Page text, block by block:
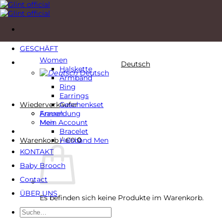
Zum
Inhalt
Deutsch
Deutsch
Wiederverkäufer
Anmeldung
Mein Account
Warenkorb /€0 0
Es befinden sich keine Produkte im Warenkorb.
Zurück zum Shop
GESCHÄFT
Women
Halskette
Armband
Ring
Earrings
Geschenkset
Frauen
Men
Bracelet
Halsband Men
KONTAKT
Baby Brooch
Contact
ÜBER UNS
Suche